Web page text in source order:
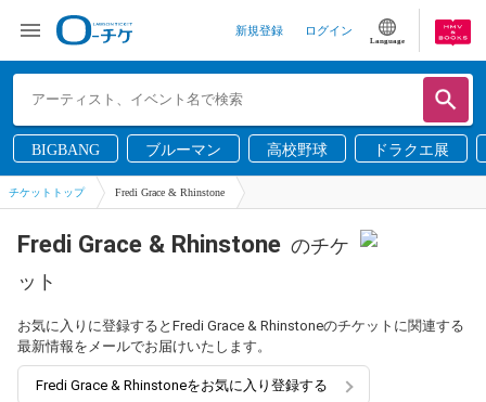
新規登録 ログイン
Language
BIGBANG ブルーマン 高校野球 ドラクエ展
チケットトップ Fredi Grace & Rhinstone
Fredi Grace & Rhinstone のチケ
ット
お気に入りに登録するとFredi Grace & Rhinstoneのチケットに関連する
最新情報をメールでお届けいたします。
Fredi Grace & Rhinstoneをお気に入り登録する